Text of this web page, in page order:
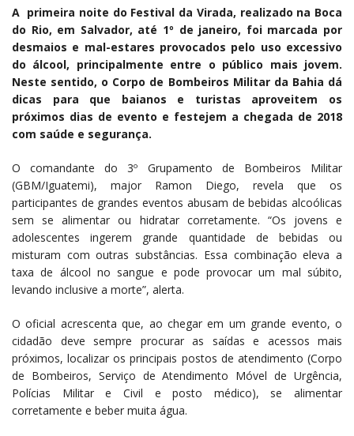
A primeira noite do Festival da Virada, realizado na Boca
do Rio, em Salvador, até 1º de janeiro, foi marcada por
desmaios e mal-estares provocados pelo uso excessivo
do álcool, principalmente entre o público mais jovem.
Neste sentido, o Corpo de Bombeiros Militar da Bahia dá
dicas para que baianos e turistas aproveitem os
próximos dias de evento e festejem a chegada de 2018
com saúde e segurança.
O comandante do 3º Grupamento de Bombeiros Militar
(GBM/Iguatemi), major Ramon Diego, revela que os
participantes de grandes eventos abusam de bebidas alcoólicas
sem se alimentar ou hidratar corretamente. “Os jovens e
adolescentes ingerem grande quantidade de bebidas ou
misturam com outras substâncias. Essa combinação eleva a
taxa de álcool no sangue e pode provocar um mal súbito,
levando inclusive a morte”, alerta.
O oficial acrescenta que, ao chegar em um grande evento, o
cidadão deve sempre procurar as saídas e acessos mais
próximos, localizar os principais postos de atendimento (Corpo
de Bombeiros, Serviço de Atendimento Móvel de Urgência,
Polícias Militar e Civil e posto médico), se alimentar
corretamente e beber muita água.